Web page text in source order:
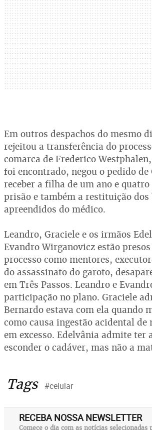
Em outros despachos do mesmo
rejeitou a transferência do
comarca de Frederico
foi encontrado, negou o pedido de
receber a filha de um ano e quatro
prisão e também a restituição dos
apreendidos do médico.
Leandro, Graciele e os irmãos
Evandro Wirganovicz estão presos
processo como mentores,
do assassinato do garoto,
em Três Passos. Leandro e
participação no plano. Graciele
Bernardo estava com ela quando
como causa ingestão acidental de
em excesso. Edelvânia admite ter
esconder o cadáver, mas não a
Tags #celular
RECEBA NOSSA NEWSLETTER
Comece o dia com as notícias selecionadas